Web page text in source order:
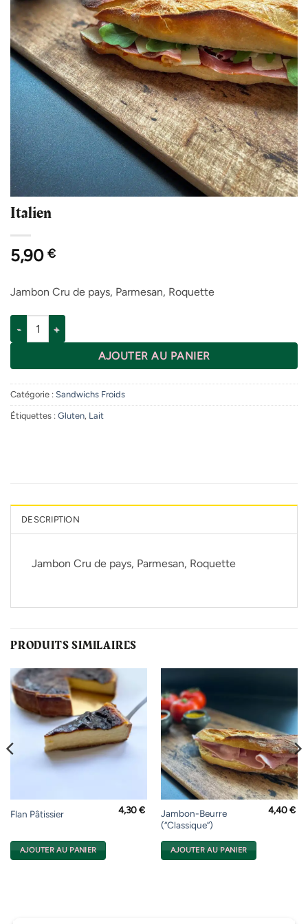
Italien
5,90 €
Jambon Cru de pays, Parmesan, Roquette
quantité de Italien
AJOUTER AU PANIER
Catégorie : Sandwichs Froids
Étiquettes : Gluten, Lait
DESCRIPTION
Jambon Cru de pays, Parmesan, Roquette
PRODUITS SIMILAIRES
Flan Pâtissier 4,30€
AJOUTER AU PANIER
Jambon-Beurre
(“Classique”)
4,40€
AJOUTER AU PANIER